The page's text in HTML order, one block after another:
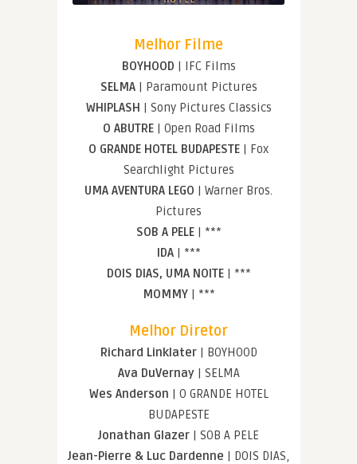
Melhor Filme
BOYHOOD | IFC Films
SELMA| Paramount Pictures
WHIPLASH | Sony Pictures Classics
O ABUTRE| Open Road Films
O GRANDE HOTEL BUDAPESTE | Fox
Searchlight Pictures
UMA AVENTURA LEGO | Warner Bros.
Pictures
SOB A PELE| ***
IDA| ***
DOIS DIAS, UMA NOITE| ***
MOMMY| ***
Melhor Diretor
Richard Linklater| BOYHOOD
Ava DuVernay| SELMA
Wes Anderson | O GRANDE HOTEL
BUDAPESTE
Jonathan Glazer | SOB A PELE
Jean-Pierre & Luc Dardenne | DOIS DIAS,